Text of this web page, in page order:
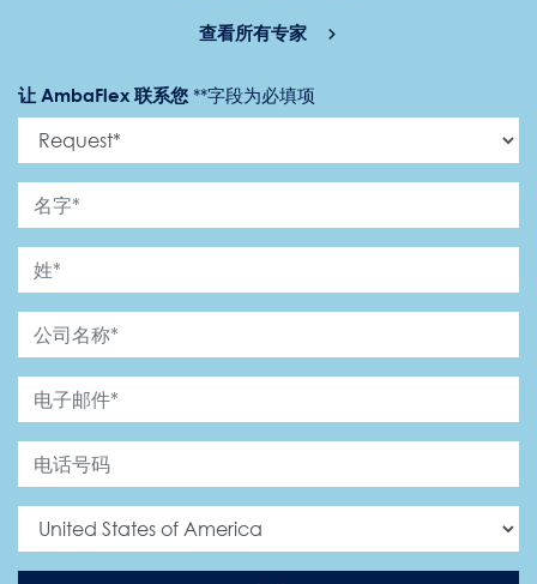
查看所有专家
让 AmbaFlex 联系您 **字段为必填项